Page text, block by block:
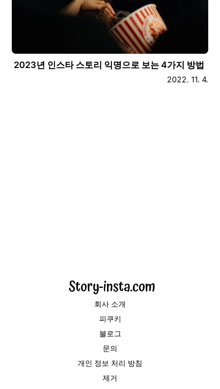
2023년 인스타 스토리 익명으로 보는 4가지 방법
2022. 11. 4.
회사 소개
피쿠키
블로그
문의
개인 정보 처리 방침
제거